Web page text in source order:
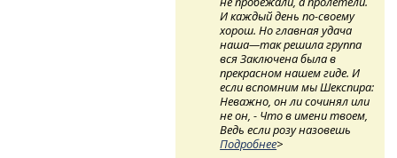
И каждый день по-своему
хорош. Но главная удача
наша—так решила группа
вся Заключена была в
прекрасном нашем гиде. И
если вспомним мы Шекспира:
Неважно, он ли сочинял или
не он, - Что в имени твоем,
Ведь если розу назовешь
Подробнее>